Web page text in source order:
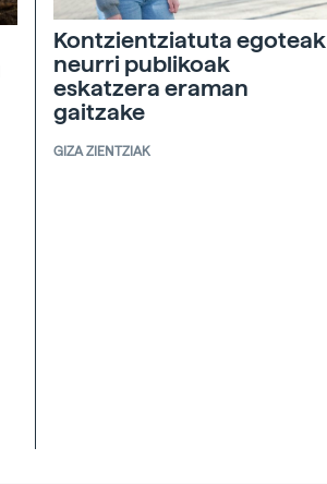
Kontzientziatuta egoteak
neurri publikoak
eskatzera eraman
gaitzake
GIZA ZIENTZIAK